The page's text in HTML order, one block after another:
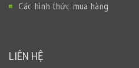
Các hình thức mua hàng
LIÊN HỆ